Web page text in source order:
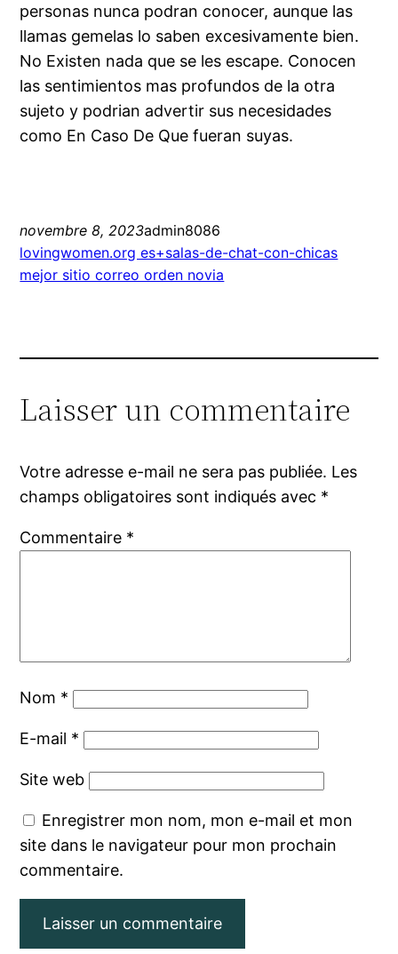
personas nunca podran conocer, aunque las
llamas gemelas lo saben excesivamente bien.
No Existen nada que se les escape. Conocen
las sentimientos mas profundos de la otra
sujeto y podri­an advertir sus necesidades
como En Caso De Que fueran suyas.
novembre 8, 2023admin8086
lovingwomen.org es+salas-de-chat-con-chicas
mejor sitio correo orden novia
Laisser un commentaire
Votre adresse e-mail ne sera pas publiée. Les
champs obligatoires sont indiqués avec *
Commentaire *
Nom *
E-mail *
Site web
Enregistrer mon nom, mon e-mail et mon
site dans le navigateur pour mon prochain
commentaire.